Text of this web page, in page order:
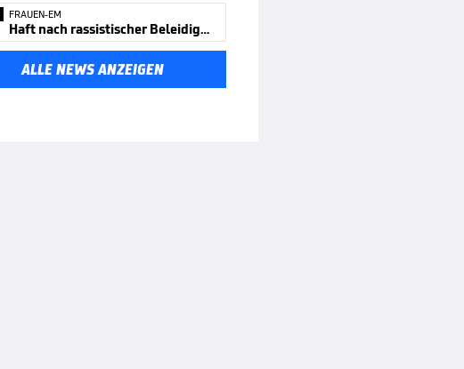
FRAUEN-EM
Haft nach rassistischer Beleidigung
ALLE NEWS ANZEIGEN